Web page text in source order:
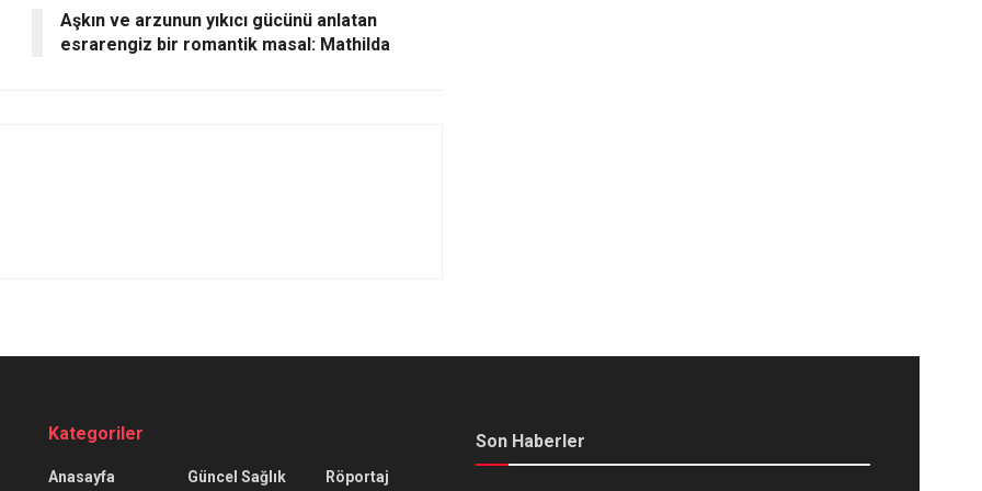
Aşkın ve arzunun yıkıcı gücünü anlatan
esrarengiz bir romantik masal: Mathilda
Kategoriler
Anasayfa Güncel Sağlık Röportaj
Son Haberler